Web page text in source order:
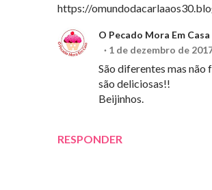
https://
RESPONDER
O Pecado Mora Em Casa
1 de dezembro de
São diferentes mas não
são deliciosas!!
Beijinhos.